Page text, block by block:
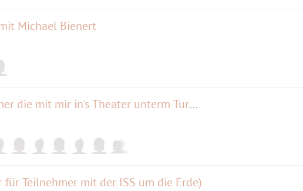
Michael Bienert
Namaste Indisches Restaurant, für Teilnehmer die mit mir in's Theater unterm Turm gehen
Teilnehmer mit der ISS um die Erde)